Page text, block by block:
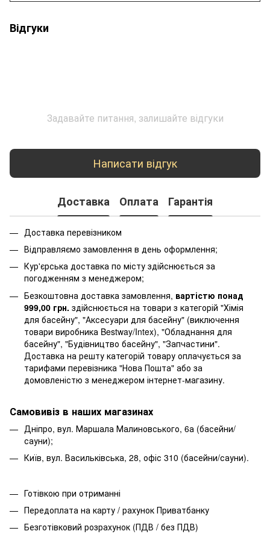
Відгуки
Задавайте питання, залишайте відгуки
Написати відгук
Доставка Оплата Гарантія
Доставка перевізником
Відправляємо замовлення в день оформлення;
Кур'єрська доставка по місту здійснюється за
погодженням з менеджером;
Безкоштовна доставка замовлення, вартістю понад
999,00 грн. здійснюється на товари з категорій "Хімія
для басейну", "Аксесуари для басейну" (виключення
товари виробника Bestway/Intex), "Обладнання для
басейну", "Будівництво басейну", "Запчастини".
Доставка на решту категорій товару оплачується за
тарифами перевізника "Нова Пошта" або за
домовленістю з менеджером інтернет-магазину.
Самовивіз в наших магазинах
Дніпро, вул. Маршала Малиновського, 6а (басейни/
сауни);
Київ, вул. Васильківська, 28, офіс 310 (басейни/сауни).
Готівкою при отриманні
Передоплата на карту / рахунок Приватбанку
Безготівковий розрахунок (ПДВ / без ПДВ)